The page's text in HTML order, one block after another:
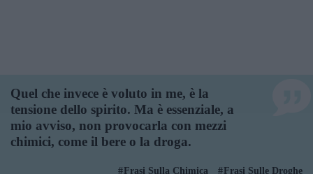
Quel che invece è voluto in me, è la
tensione dello spirito. Ma è essenziale, a
mio avviso, non provocarla con mezzi
chimici, come il bere o la droga.
Frasi Sulla Chimica Frasi Sulle Droghe